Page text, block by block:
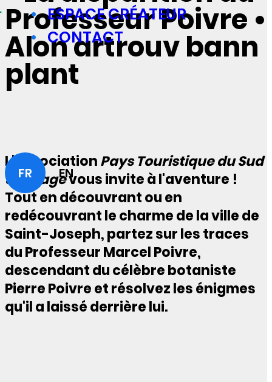
ESPACE CRÉATEUR
CONTACT
FR EN
Professeur Poivre •
Alon artrouv bann
plant
L'associationPays Touristique du Sud
Sauvagevous invite à l'aventure !
Tout en découvrant ou en
redécouvrant le charme de la ville de
Saint-Joseph, partez sur les traces
du Professeur Marcel Poivre,
descendant du célèbre botaniste
Pierre Poivre et résolvez les énigmes
qu'il a laissé derrière lui.